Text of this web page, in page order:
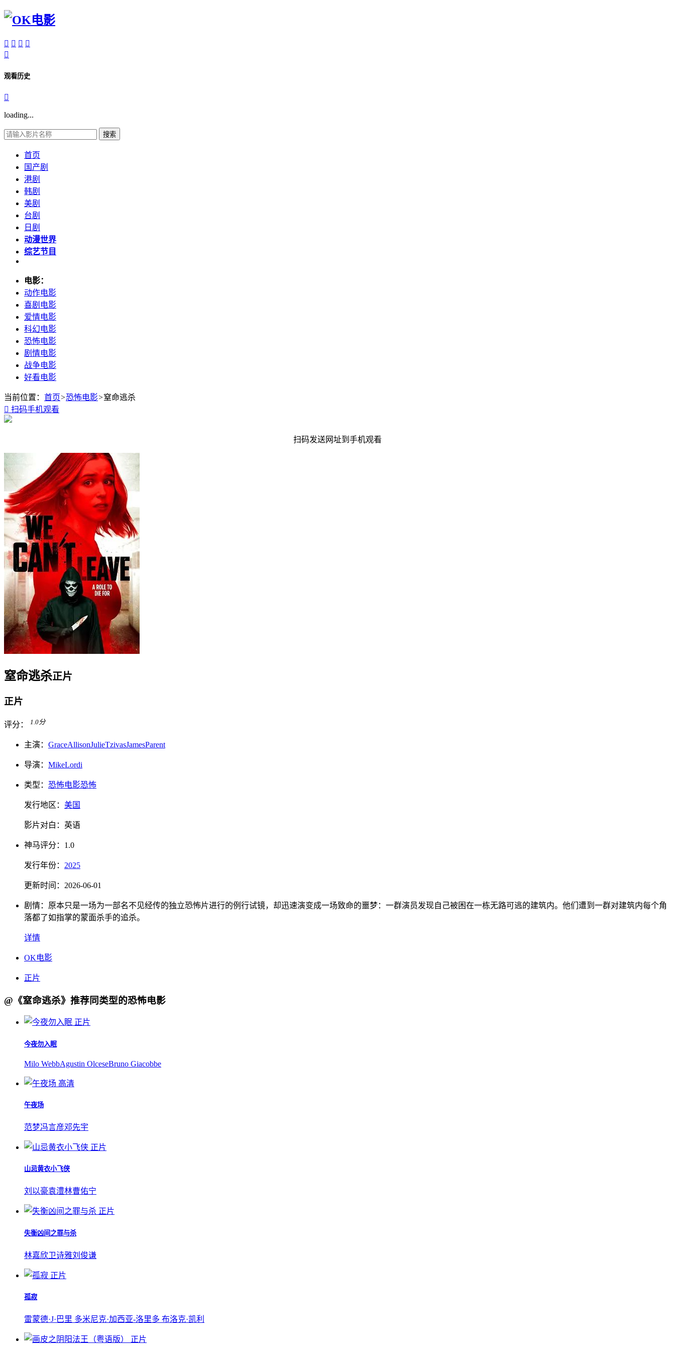
   

观看历史

loading...
搜索
首页
国产剧
港剧
韩剧
美剧
台剧
日剧
动漫世界
综艺节目
电影：
动作电影
喜剧电影
爱情电影
科幻电影
恐怖电影
剧情电影
战争电影
好看电影
当前位置： 首页>恐怖电影>窒命逃杀
 扫码手机观看
扫码发送网址到手机观看
窒命逃杀正片
正片
评分： 1.0分
主演： GraceAllisonJulieTzivasJamesParent
导演： MikeLordi
类型： 恐怖电影恐怖
发行地区： 美国
影片对白： 英语
神马评分： 1.0
发行年份： 2025
更新时间： 2026-06-01
剧情： 原本只是一场为一部名不见经传的独立恐怖片进行的例行试镜，却迅速演变成一场致命的噩梦：一群演员发现自己被困在一栋无路可逃的建筑内。他们遭到一群对建筑内每个角
落都了如指掌的蒙面杀手的追杀。
详情
OK电影
正片
@《窒命逃杀》推荐同类型的恐怖电影
正片
今夜勿入眠
Milo WebbAgustin OlceseBruno Giacobbe
高清
午夜场
范梦冯言彦邓先宇
正片
山忌黄衣小飞侠
刘以豪袁澧林曹佑宁
正片
失衡凶间之罪与杀
林嘉欣卫诗雅刘俊谦
正片
孤寂
雷蒙德·J·巴里 多米尼克·加西亚-洛里多 布洛克·凯利
正片